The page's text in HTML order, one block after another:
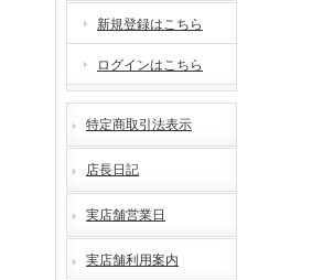
新規登録はこちら
ログインはこちら
特定商取引法表示
店長日記
実店舗営業日
実店舗利用案内